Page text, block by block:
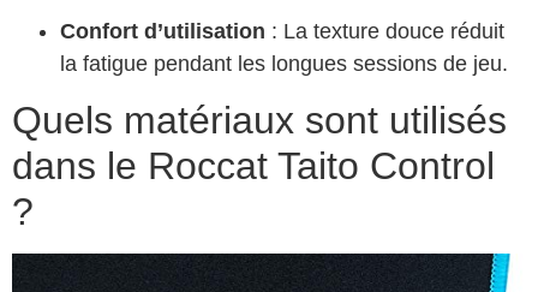
Confort d’utilisation : La texture douce réduit
la fatigue pendant les longues sessions de jeu.
Quels matériaux sont utilisés
dans le Roccat Taito Control
?